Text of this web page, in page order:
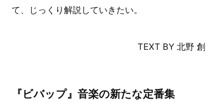
て、じっくり解説していきたい。
TEXT BY 北野 創
『ビバップ』音楽の新たな定番集